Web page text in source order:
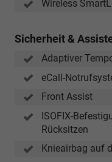
Wireless
Sicherheit &
Adaptiver
eCall-
Front Assist
ISOFIX-
Rücksitzen
Knieairbag auf